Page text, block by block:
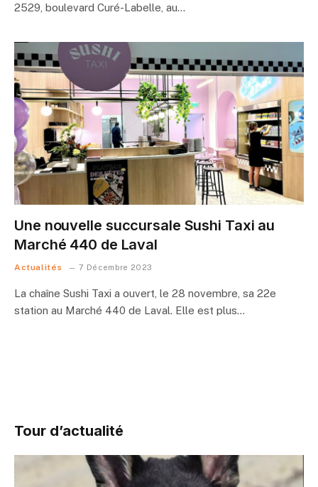
2529, boulevard Curé-Labelle, au…
Une nouvelle succursale Sushi Taxi au
Marché 440 de Laval
Actualités 7 Décembre 2023
La chaîne Sushi Taxi a ouvert, le 28 novembre, sa 22e
station au Marché 440 de Laval. Elle est plus…
Tour d’actualité